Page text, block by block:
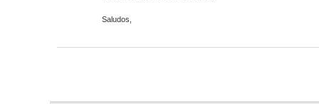
Saludos,